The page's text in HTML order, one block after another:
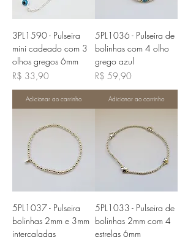
3PL1590 - Pulseira
mini cadeado com 3
olhos gregos 6mm
Preço
R$ 33,90
Adicionar ao carrinho
5PL1036 - Pulseira de
bolinhas com 4 olho
grego azul
Preço
R$ 59,90
Adicionar ao carrinho
5PL1037 - Pulseira
bolinhas 2mm e 3mm
intercaladas
5PL1033 - Pulseira de
bolinhas 2mm com 4
estrelas 6mm